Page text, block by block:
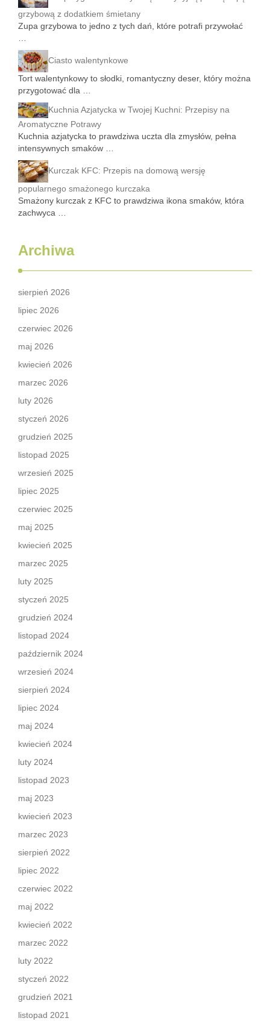
grzybową z dodatkiem śmietany
Zupa grzybowa to jedno z tych dań, które potrafi przywołać
Ciasto walentynkowe
Tort walentynkowy to słodki, romantyczny deser, który można
przygotować dla …
Kuchnia Azjatycka w Twojej Kuchni: Przepisy na
Aromatyczne Potrawy
Kuchnia azjatycka to prawdziwa uczta dla zmysłów, pełna
intensywnych smaków …
Kurczak KFC: Przepis na domową wersję
popularnego smażonego kurczaka
Smażony kurczak z KFC to prawdziwa ikona smaków, która
zachwyca …
Archiwa
sierpień 2026
lipiec 2026
czerwiec 2026
maj 2026
kwiecień 2026
marzec 2026
luty 2026
styczeń 2026
grudzień 2025
listopad 2025
wrzesień 2025
lipiec 2025
czerwiec 2025
maj 2025
kwiecień 2025
marzec 2025
luty 2025
styczeń 2025
grudzień 2024
listopad 2024
październik 2024
wrzesień 2024
sierpień 2024
lipiec 2024
maj 2024
kwiecień 2024
luty 2024
listopad 2023
maj 2023
kwiecień 2023
marzec 2023
sierpień 2022
lipiec 2022
czerwiec 2022
maj 2022
kwiecień 2022
marzec 2022
luty 2022
styczeń 2022
grudzień 2021
listopad 2021